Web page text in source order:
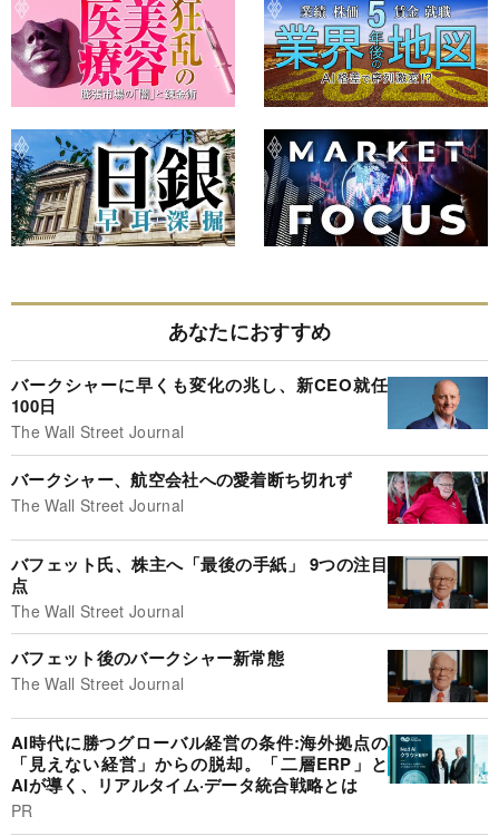
あなたにおすすめ
バークシャーに早くも変化の兆し、新CEO就任
100日
The Wall Street Journal
バークシャー、航空会社への愛着断ち切れず
The Wall Street Journal
バフェット氏、株主へ「最後の手紙」 9つの注目
点
The Wall Street Journal
バフェット後のバークシャー新常態
The Wall Street Journal
AI時代に勝つグローバル経営の条件:海外拠点の
「見えない経営」からの脱却。「二層ERP」と
AIが導く、リアルタイム·データ統合戦略とは
PR